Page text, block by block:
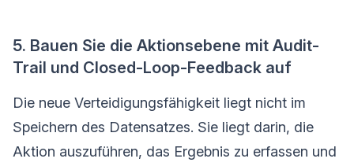
5. Bauen Sie die Aktionsebene mit Audit-
Trail und Closed-Loop-Feedback auf
Die neue Verteidigungsfähigkeit liegt nicht im
Speichern des Datensatzes. Sie liegt darin, die
Aktion auszuführen, das Ergebnis zu erfassen und